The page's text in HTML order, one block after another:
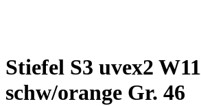
Stiefel S3 uvex2 W11
schw/orange Gr. 46